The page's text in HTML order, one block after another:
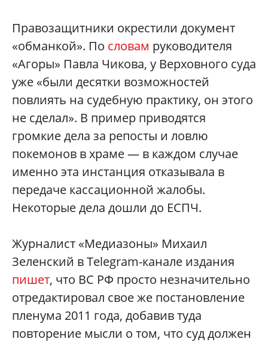
Правозащитники окрестили документ
«обманкой». По словам руководителя
«Агоры» Павла Чикова, у Верховного суда
уже «были десятки возможностей
повлиять на судебную практику, он этого
не сделал». В пример приводятся
громкие дела за репосты и ловлю
покемонов в храме — в каждом случае
именно эта инстанция отказывала в
передаче кассационной жалобы.
Некоторые дела дошли до ЕСПЧ.
Журналист «Медиазоны» Михаил
Зеленский в Telegram-канале издания
пишет, что ВС РФ просто незначительно
отредактировал свое же постановление
пленума 2011 года, добавив туда
повторение мысли о том, что суд должен